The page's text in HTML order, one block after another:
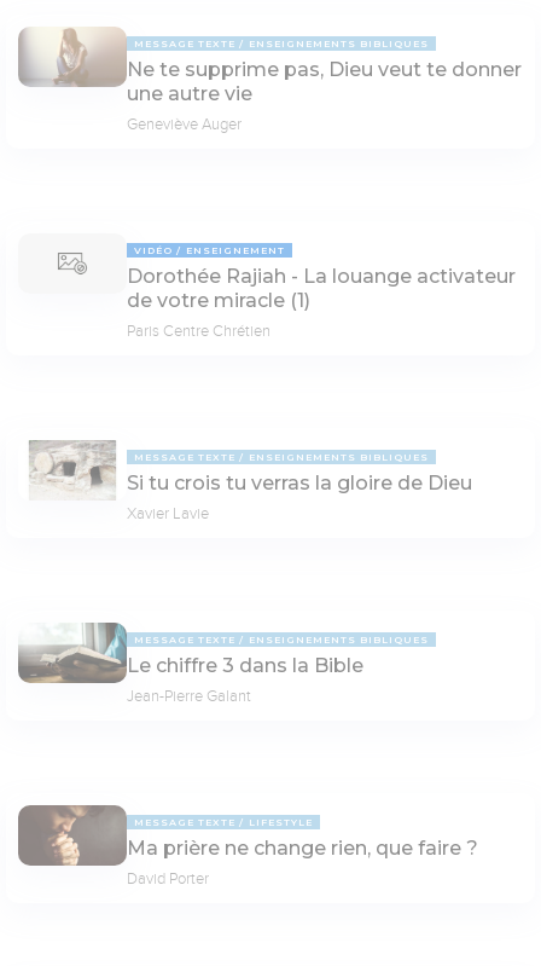
MESSAGE TEXTE ENSEIGNEMENTS BIBLIQUES
Ne te supprime pas, Dieu veut te donner
une autre vie
Geneviève Auger
VIDÉO ENSEIGNEMENT
Dorothée Rajiah - La louange activateur
de votre miracle (1)
Paris Centre Chrétien
MESSAGE TEXTE ENSEIGNEMENTS BIBLIQUES
Si tu crois tu verras la gloire de Dieu
Xavier Lavie
MESSAGE TEXTE ENSEIGNEMENTS BIBLIQUES
Le chiffre 3 dans la Bible
Jean-Pierre Galant
MESSAGE TEXTE LIFESTYLE
Ma prière ne change rien, que faire ?
David Porter